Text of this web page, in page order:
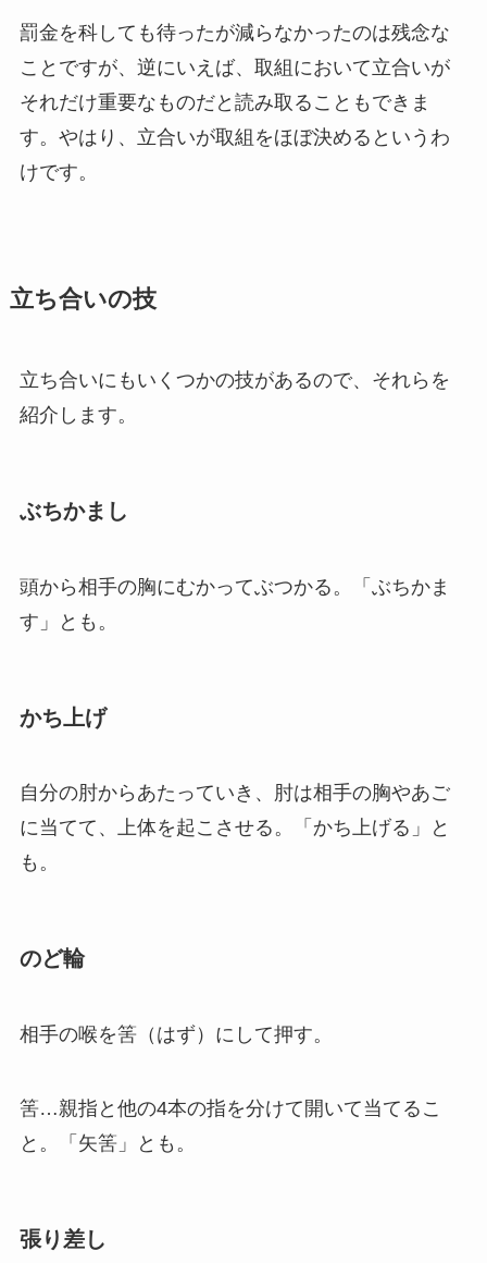
罰金を科しても待ったが減らなかったのは残念な
ことですが、逆にいえば、取組において立合いが
それだけ重要なものだと読み取ることもできま
す。やはり、立合いが取組をほぼ決めるというわ
けです。
立ち合いの技
立ち合いにもいくつかの技があるので、それらを
紹介します。
ぶちかまし
頭から相手の胸にむかってぶつかる。「ぶちかま
す」とも。
かち上げ
自分の肘からあたっていき、肘は相手の胸やあご
に当てて、上体を起こさせる。「かち上げる」と
も。
のど輪
相手の喉を筈（はず）にして押す。
筈…親指と他の4本の指を分けて開いて当てるこ
と。「矢筈」とも。
張り差し